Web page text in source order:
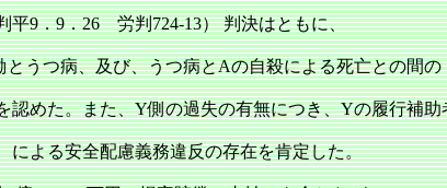
平9．9．26 労判724‐13） 判決はともに、
とうつ病、及び、うつ病とAの自殺による死亡との間の
認めた。また、Y側の過失の有無につき、Yの履行補助
による安全配慮義務違反の存在を肯定した。